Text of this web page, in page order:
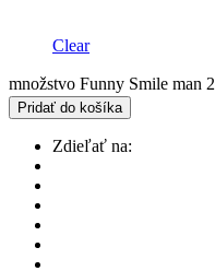
Clear
množstvo Funny Smile man 2
Pridať do košíka
Zdieľať na: